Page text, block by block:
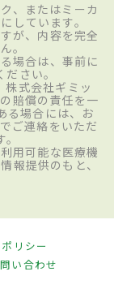
、またはミーカ
しています。
が、内容を完全
。
場合は、事前に
さい。
株式会社ギミッ
賠償の責任を一
る場合には、お
ご連絡をいただ
用可能な医療機
報提供のもと、
リシー
い合わせ